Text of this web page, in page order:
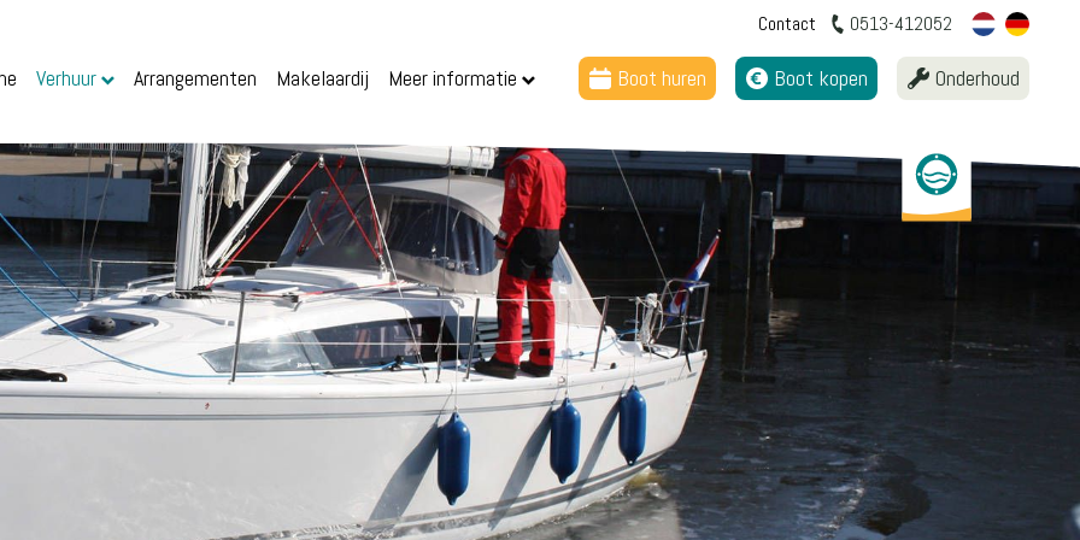
Verhuur Arrangementen Makelaardij Meer informatie
Contact 0513-412052
Boot huren Boot kopen Onderhoud